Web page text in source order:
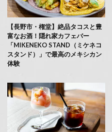
【長野市・権堂】絶品タコスと豊
富なお酒！隠れ家カフェバー
「MIKENEKO STAND（ミケネコ
スタンド）」で最高のメキシカン
体験